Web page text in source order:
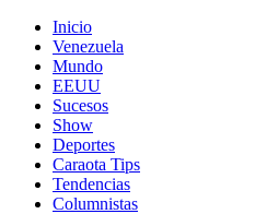
Inicio
Venezuela
Mundo
EEUU
Sucesos
Show
Deportes
Caraota Tips
Tendencias
Columnistas